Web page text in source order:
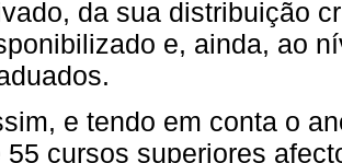
da sua distribuição
e, ainda, ao
e tendo em conta o
55 cursos superiores